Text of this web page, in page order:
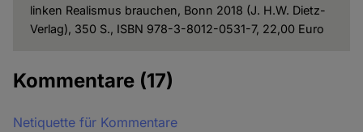
linken Realismus brauchen, Bonn 2018 (J. H.W. Dietz-
Verlag), 350 S., ISBN 978-3-8012-0531-7, 22,00 Euro
Kommentare (17)
Netiquette für Kommentare